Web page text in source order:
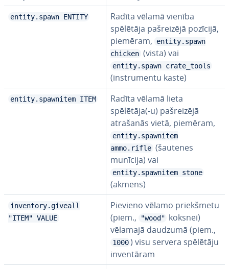
entity.spawn ENTITY
Radīta vēlamā vienība
spēlētāja pa­šrei­zē­jā pozīcijā,
piemēram,
entity.spawn
chicken (vista) vai
entity.spawn crate_tools
(ins­tru­men­tu kaste)
entity.spawnitem ITEM
Radīta vēlamā lieta
spēlētāja(-u) pa­šrei­zē­jā
atrašanās vietā, piemēram,
entity.spawnitem
ammo.rifle (šautenes
munīcija) vai
entity.spawnitem stone
(akmens)
inventory.giveall
"ITEM" VALUE
Pievieno vēlamo priekš­me­tu
(piem.,
"wood" koksnei)
vēlamajā daudzumā (piem.,
1000 ) visu servera spēlētāju
in­ven­tā­ram